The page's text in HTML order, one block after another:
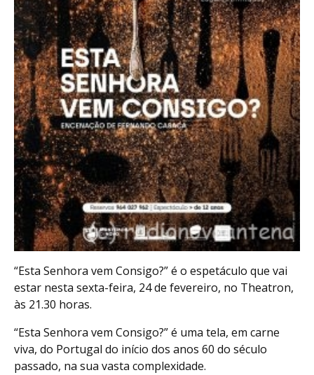
“Esta Senhora vem Consigo?” é o espetáculo que vai
estar nesta sexta-feira, 24 de fevereiro, no Theatron,
às 21.30 horas.
“Esta Senhora vem Consigo?” é uma tela, em carne
viva, do Portugal do início dos anos 60 do século
passado, na sua vasta complexidade.